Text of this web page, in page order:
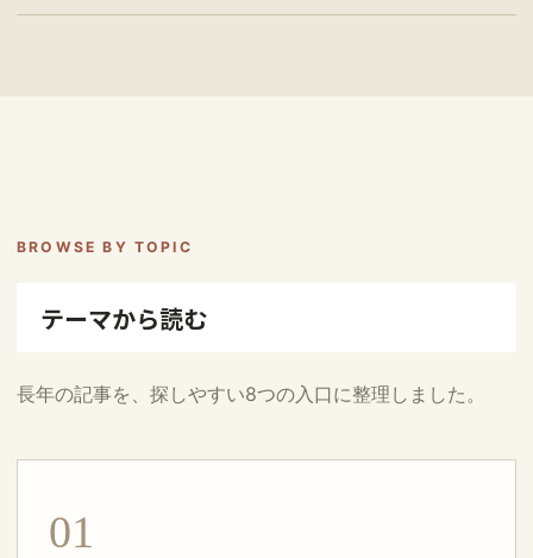
BROWSE BY TOPIC
テーマから読む
長年の記事を、探しやすい8つの入口に整理しました。
01